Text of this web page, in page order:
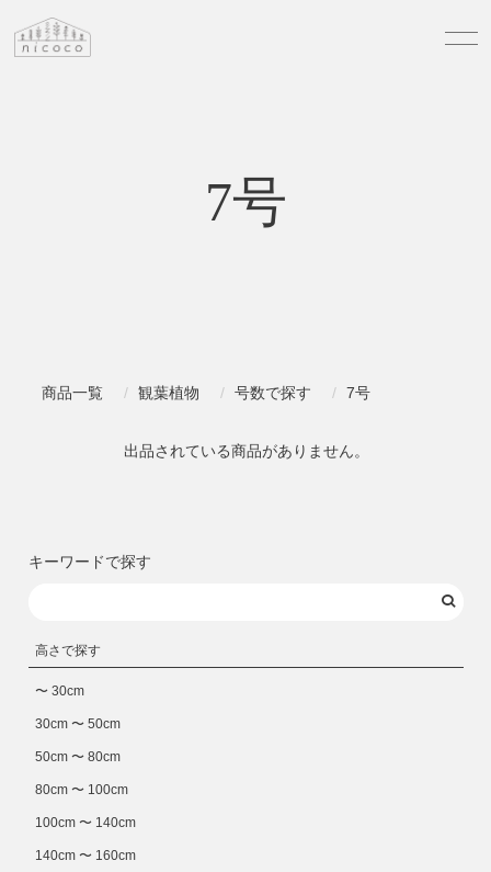
7号
商品一覧 観葉植物 号数で探す 7号
出品されている商品がありません。
キーワードで探す
高さで探す
〜 30cm
30cm 〜 50cm
50cm 〜 80cm
80cm 〜 100cm
100cm 〜 140cm
140cm 〜 160cm